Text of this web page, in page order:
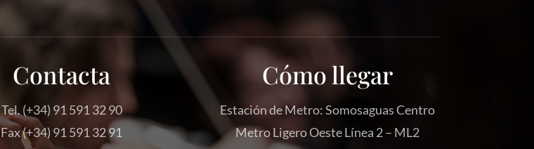
Contacta
Tel. (+34) 91 591 32 90
Fax (+34) 91 591 32 91
Cómo llegar
Estación de Metro: Somosaguas Centro
Metro Ligero Oeste Línea 2 – ML2